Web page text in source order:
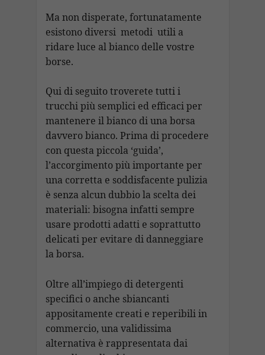
Ma non disperate, fortunatamente
esistono diversi metodi utili a
ridare luce al bianco delle vostre
borse.
Qui di seguito troverete tutti i
trucchi più semplici ed efficaci per
mantenere il bianco di una borsa
davvero bianco. Prima di procedere
con questa piccola ‘guida’,
l’accorgimento più importante per
una corretta e soddisfacente pulizia
è senza alcun dubbio la scelta dei
materiali: bisogna infatti sempre
usare prodotti adatti e soprattutto
delicati per evitare di danneggiare
la borsa.
Oltre all’impiego di detergenti
specifici o anche sbiancanti
appositamente creati e reperibili in
commercio, una validissima
alternativa è rappresentata dai